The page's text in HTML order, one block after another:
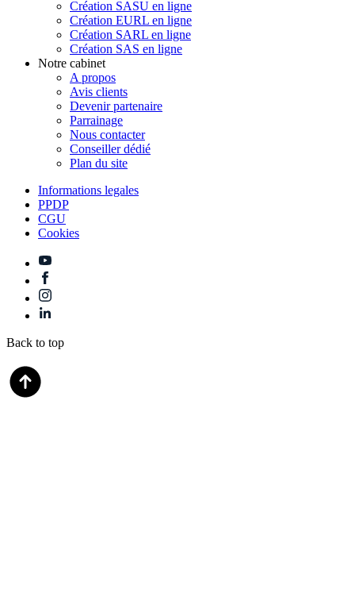
Création SASU en ligne
Création EURL en ligne
Création SARL en ligne
Création SAS en ligne
Notre cabinet
A propos
Avis clients
Devenir partenaire
Parrainage
Nous contacter
Conseiller dédié
Plan du site
Informations legales
PPDP
CGU
Cookies
Back to top